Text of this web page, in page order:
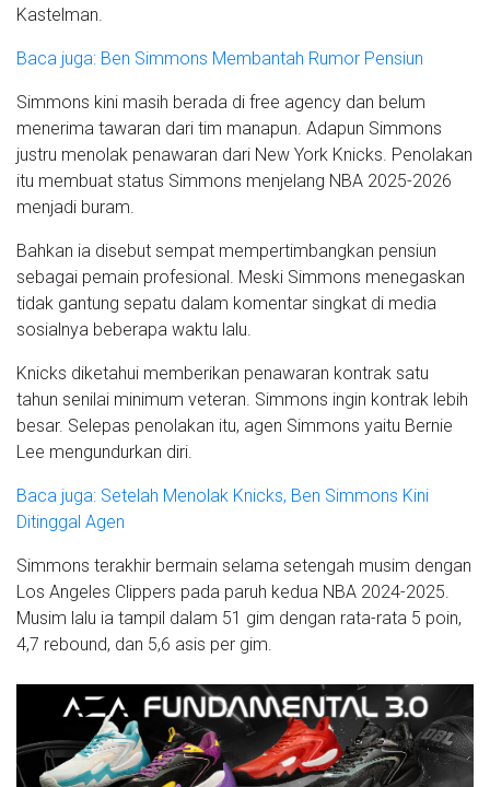
Kastelman.
Baca juga: Ben Simmons Membantah Rumor Pensiun
Simmons kini masih berada di free agency dan belum
menerima tawaran dari tim manapun. Adapun Simmons
justru menolak penawaran dari New York Knicks. Penolakan
itu membuat status Simmons menjelang NBA 2025-2026
menjadi buram.
Bahkan ia disebut sempat mempertimbangkan pensiun
sebagai pemain profesional. Meski Simmons menegaskan
tidak gantung sepatu dalam komentar singkat di media
sosialnya beberapa waktu lalu.
Knicks diketahui memberikan penawaran kontrak satu
tahun senilai minimum veteran. Simmons ingin kontrak lebih
besar. Selepas penolakan itu, agen Simmons yaitu Bernie
Lee mengundurkan diri.
Baca juga: Setelah Menolak Knicks, Ben Simmons Kini
Ditinggal Agen
Simmons terakhir bermain selama setengah musim dengan
Los Angeles Clippers pada paruh kedua NBA 2024-2025.
Musim lalu ia tampil dalam 51 gim dengan rata-rata 5 poin,
4,7 rebound, dan 5,6 asis per gim.